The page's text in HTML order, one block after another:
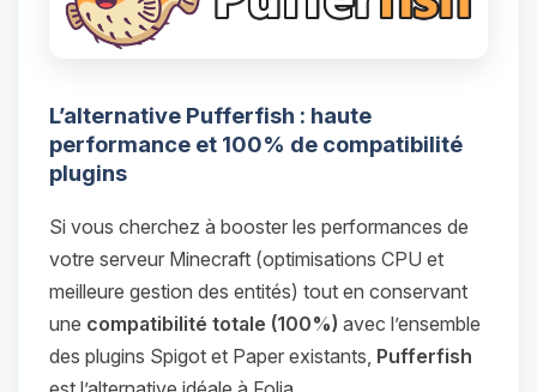
L’alternative Pufferfish : haute
performance et 100% de compatibilité
plugins
Si vous cherchez à booster les performances de
votre serveur Minecraft (optimisations CPU et
meilleure gestion des entités) tout en conservant
une compatibilité totale (100%) avec l’ensemble
des plugins Spigot et Paper existants, Pufferfish